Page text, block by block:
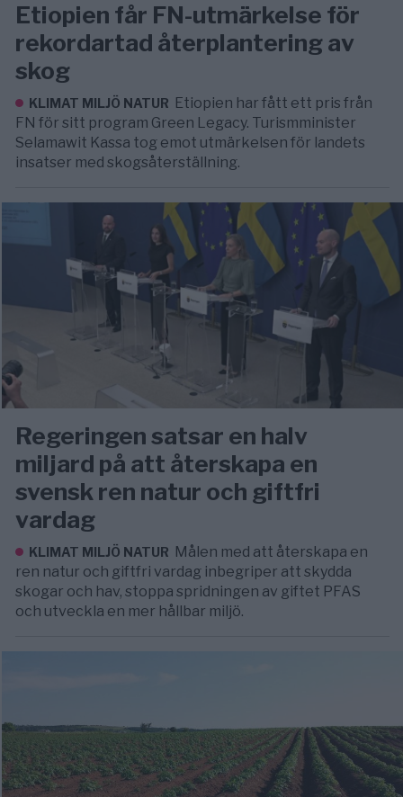
Etiopien får FN-utmärkelse för
rekordartad återplantering av
skog
KLIMAT MILJÖ NATUR Etiopien har fått ett pris från
FN för sitt program Green Legacy. Turismminister
Selamawit Kassa tog emot utmärkelsen för landets
insatser med skogsåterställning.
Regeringen satsar en halv
miljard på att återskapa en
svensk ren natur och giftfri
vardag
KLIMAT MILJÖ NATUR Målen med att återskapa en
ren natur och giftfri vardag inbegriper att skydda
skogar och hav, stoppa spridningen av giftet PFAS
och utveckla en mer hållbar miljö.